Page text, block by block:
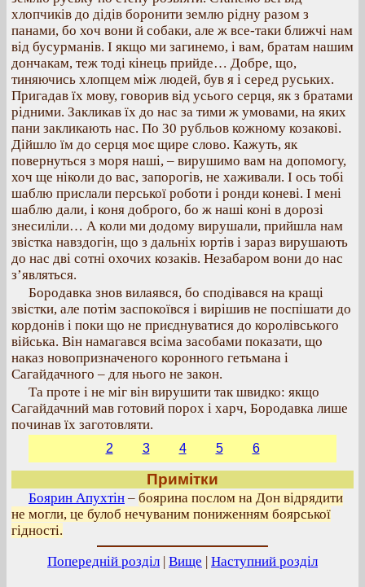
хлопчиків до дідів боронити землю рідну разом з
панами, бо хоч вони й собаки, але ж все-таки ближчі нам
від бусурманів. І якщо ми загинемо, і вам, братам нашим
дончакам, теж тоді кінець прийде… Добре, що,
тиняючись хлопцем між людей, був я і серед руських.
Пригадав їх мову, говорив від усього серця, як з братами
рідними. Закликав їх до нас за тими ж умовами, на яких
пани закликають нас. По 30 рубльов кожному козакові.
Дійшло їм до серця моє щире слово. Кажуть, як
повернуться з моря наші, – вирушимо вам на допомогу,
хоч ще ніколи до вас, запорогів, не хаживали. І ось тобі
шаблю прислали перської роботи і ронди коневі. І мені
шаблю дали, і коня доброго, бо ж наші коні в дорозі
знесиліли… А коли ми додому вирушали, прийшла нам
звістка навздогін, що з дальніх юртів і зараз вирушають
до нас дві сотні охочих козаків. Незабаром вони до нас
з’являться.
Бородавка знов вилаявся, бо сподівався на кращі
звістки, але потім заспокоївся і вирішив не поспішати до
кордонів і поки що не приєднуватися до королівського
війська. Він намагався всіма засобами показати, що
наказ новопризначеного коронного гетьмана і
Сагайдачного – для нього не закон.
Та проте і не міг він вирушити так швидко: якщо
Сагайдачний мав готовий порох і харч, Бородавка лише
починав їх заготовляти.
2 3 4 5 6
Примітки
Боярин Апухтін – боярина послом на Дон відрядити
не могли, це булоб нечуваним пониженням боярської
гідності.
Попередній розділ | Вище | Наступний розділ